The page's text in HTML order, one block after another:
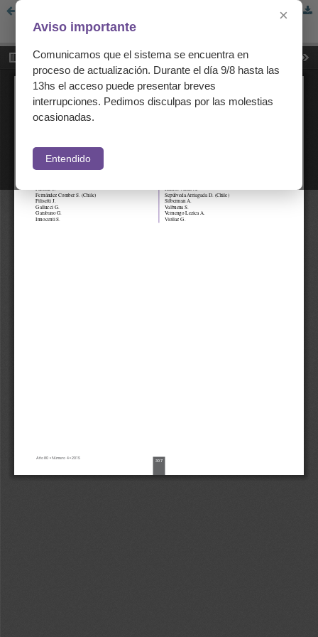
×
Aviso importante
Comunicamos que el sistema se encuentra en
proceso de actualización. Durante el día 9/8 hasta las
13hs el acceso puede presentar breves
interrupciones. Pedimos disculpas por las molestias
ocasionadas.
Entendido
Evaluadores de los Trabajos Científicos Publicados en el Volumen 80 - 2015. [Reviewers of Scientific Papers Published in the Volume 80-2015]